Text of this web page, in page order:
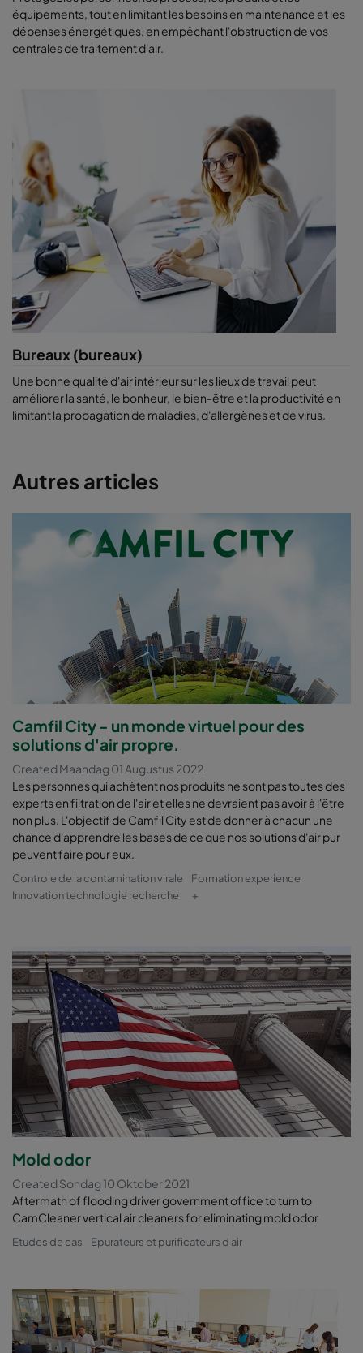
équipements, tout en limitant les besoins en maintenance et les
dépenses énergétiques, en empêchant l'obstruction de vos
centrales de traitement d'air.
Bureaux (bureaux)
Une bonne qualité d'air intérieur sur les lieux de travail peut
améliorer la santé, le bonheur, le bien-être et la productivité en
limitant la propagation de maladies, d'allergènes et de virus.
Autres articles
Camfil City - un monde virtuel pour des
solutions d'air propre.
Created Maandag 01 Augustus 2022
Les personnes qui achètent nos produits ne sont pas toutes des
experts en filtration de l'air et elles ne devraient pas avoir à l'être
non plus. L'objectif de Camfil City est de donner à chacun une
chance d'apprendre les bases de ce que nos solutions d'air pur
peuvent faire pour eux.
Controle de la contamination virale
Formation experience
Innovation technologie recherche
+
Mold odor
Created Sondag 10 Oktober 2021
Aftermath of flooding driver government office to turn to
CamCleaner vertical air cleaners for eliminating mold odor
Etudes de cas Epurateurs et purificateurs d air